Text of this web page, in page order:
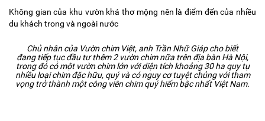
Không gian của khu vườn khá thơ mộng nên là điểm đến của nhiều
du khách trong và ngoài nước
Chủ nhân của Vườn chim Việt, anh Trần Nhữ Giáp cho biết
đang tiếp tục đầu tư thêm 2 vườn chim nữa trên địa bàn Hà Nội,
trong đó có một vườn chim lớn với diện tích khoảng 30 ha quy tụ
nhiều loại chim đặc hữu, quý và có nguy cơ tuyệt chủng với tham
vọng trở thành một công viên chim quý hiếm bậc nhất Việt Nam.